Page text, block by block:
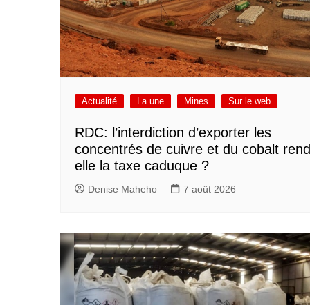
Actualité La une Mines Sur le web
RDC: l’interdiction d’exporter les
concentrés de cuivre et du cobalt
elle la taxe caduque ?
Denise Maheho 7 août 2026